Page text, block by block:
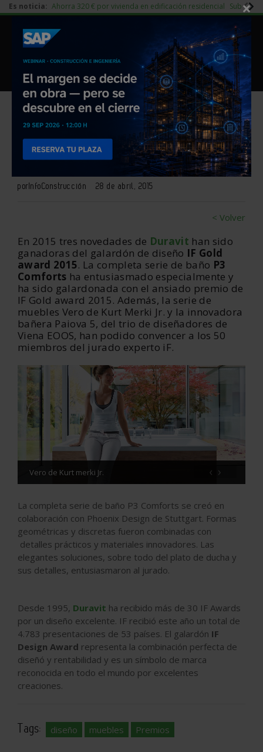
Es noticia: Ahorra 320 € por vivienda en edificación residencial Subida
Piedra Natural |
Redes Sociales
Es noticia
Registro
Duravit logra hacerse con 3 de
los IF Gold award 2015
porInfoConstrucción 28 de abril, 2015
< Volver
En 2015 tres novedades de Duravit han sido
ganadoras del galardón de diseño IF Gold
award 2015. La completa serie de baño P3
Comforts ha entusiasmado especialmente y
ha sido galardonada con el ansiado premio de
IF Gold award 2015. Además, la serie de
muebles Vero de Kurt Merki Jr. y la innovadora
bañera Paiova 5, del trio de diseñadores de
Viena EOOS, han podido convencer a los 50
miembros del jurado experto iF.
Vero de Kurt merki Jr. ‹ ›
La completa serie de baño P3 Comforts se creó en
colaboración con Phoenix Design de Stuttgart. Formas
geométricas y discretas fueron combinadas con
detalles prácticos y materiales innovadores. Las
elegantes soluciones, sobre todo del plato de ducha y
sus detalles, entusiasmaron al jurado.
Desde 1995, Duravit ha recibido más de 30 IF Awards
por un diseño excelente. IF recibió este año un total de
4.783 presentaciones de 53 países. El galardón IF
Design Award representa la combinación perfecta de
diseñó y rentabilidad y es un símbolo de marca
reconocida en todo el mundo por excelentes
creaciones.
Tags: diseño muebles Premios
×